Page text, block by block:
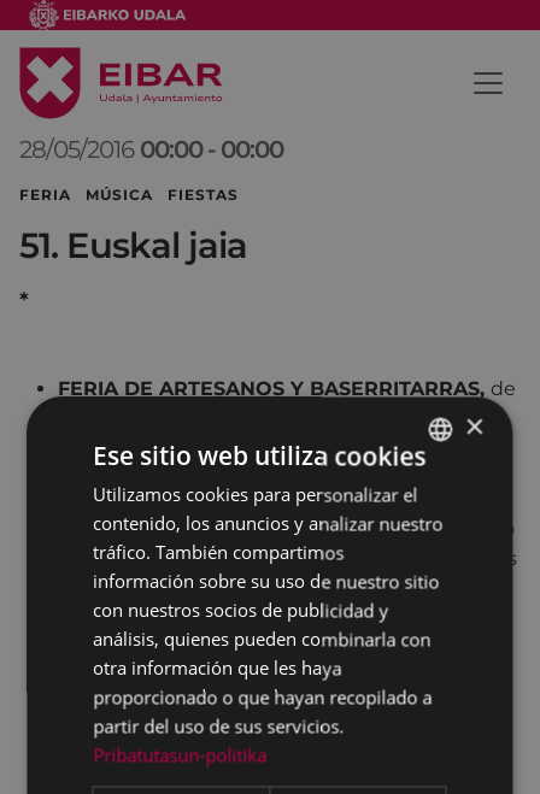
28/05/2016 00:00 - 00:00
FERIA MÚSICA FIESTAS
51. Euskal jaia
*
FERIA DE ARTESANOS Y BASERRITARRAS, de
Eibar y otras localidades, de la mano de Eibart,
Eibarko baserritarrak y Debemen. 10:00 -14:00
HERRI-KIROLAK y BERTSOLARIScon Eibarko
rugby taldea, Eibarko eskubaloi taldea, escuelas
de Eibar y profesionales de Herri kirolak a
partir de las 11:45 horas.
A lo largo de toda la mañana,puesto de talos
cargo de AEK.
Pasacallede la Banda de música Cielito
BASQUE
SPANISH
×
Ese sitio web utiliza cookies
Utilizamos cookies para personalizar el
contenido, los anuncios y analizar nuestro
tráfico. También compartimos
información sobre su uso de nuestro sitio
con nuestros socios de publicidad y
análisis, quienes pueden combinarla con
otra información que les haya
proporcionado o que hayan recopilado a
partir del uso de sus servicios.
Pribatutasun-politika